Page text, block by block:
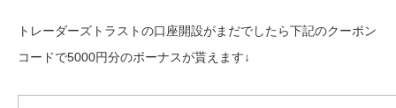
トレーダーズトラストの口座開設がまだでしたら下記のクーポン
コードで5000円分のボーナスが貰えます↓